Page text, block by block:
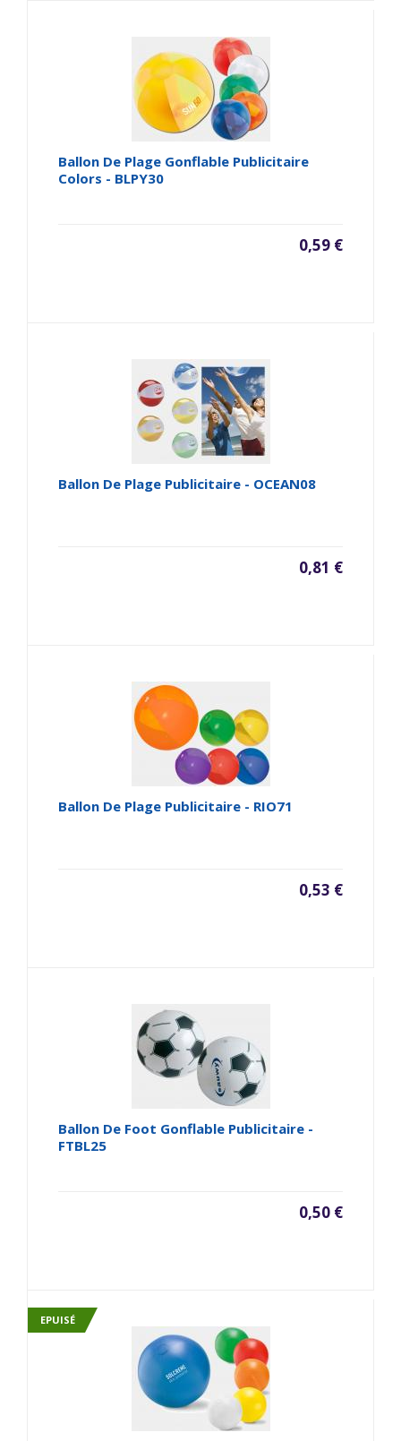
Ballon De Plage Gonflable Publicitaire
Colors - BLPY30
0,59 €
Ballon De Plage Publicitaire - OCEAN08
0,81 €
Ballon De Plage Publicitaire - RIO71
0,53 €
Ballon De Foot Gonflable Publicitaire -
FTBL25
0,50 €
EPUISÉ